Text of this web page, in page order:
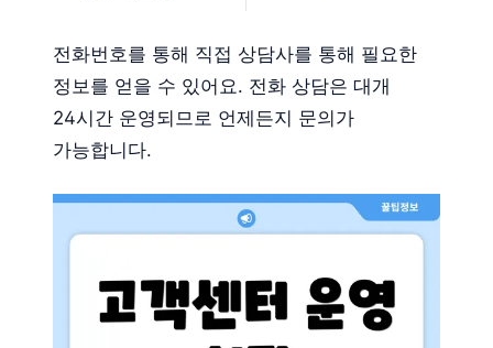
전화번호를 통해 직접 상담사를 통해 필요한
정보를 얻을 수 있어요. 전화 상담은 대개
24시간 운영되므로 언제든지 문의가
가능합니다.